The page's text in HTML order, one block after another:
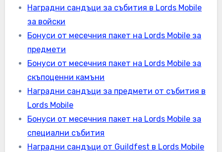
Наградни сандъци за събития в Lords Mobile
за войски
Бонуси от месечния пакет на Lords Mobile за
предмети
Бонуси от месечния пакет на Lords Mobile за
скъпоценни камъни
Наградни сандъци за предмети от събития в
Lords Mobile
Бонуси от месечния пакет на Lords Mobile за
специални събития
Наградни сандъци от Guildfest в Lords Mobile